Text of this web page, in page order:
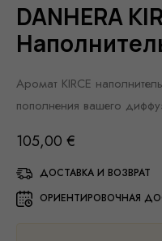
DANHERA KIRCE
Аромат KIRCE
пополнения вашего
105,00 €
ДОСТАВКА И ВОЗВРАТ
ОРИЕНТИРОВОЧНАЯ